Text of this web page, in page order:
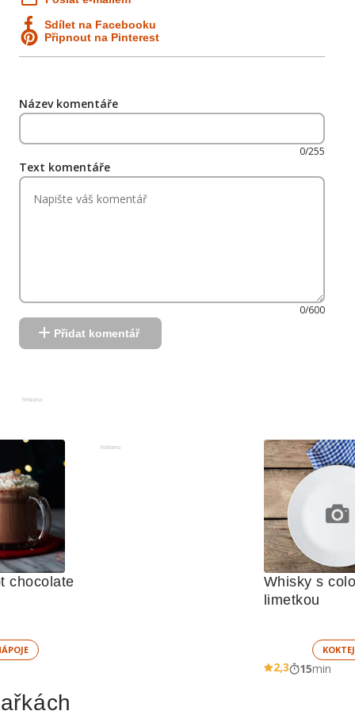
Sdílet na Facebooku
Připnout na Pinterest
Název komentáře
0/255
Text komentáře
0/600
Přidat komentář
Reklama
chocolate
Reklama
Whisky s
limetkou
2,3 15min